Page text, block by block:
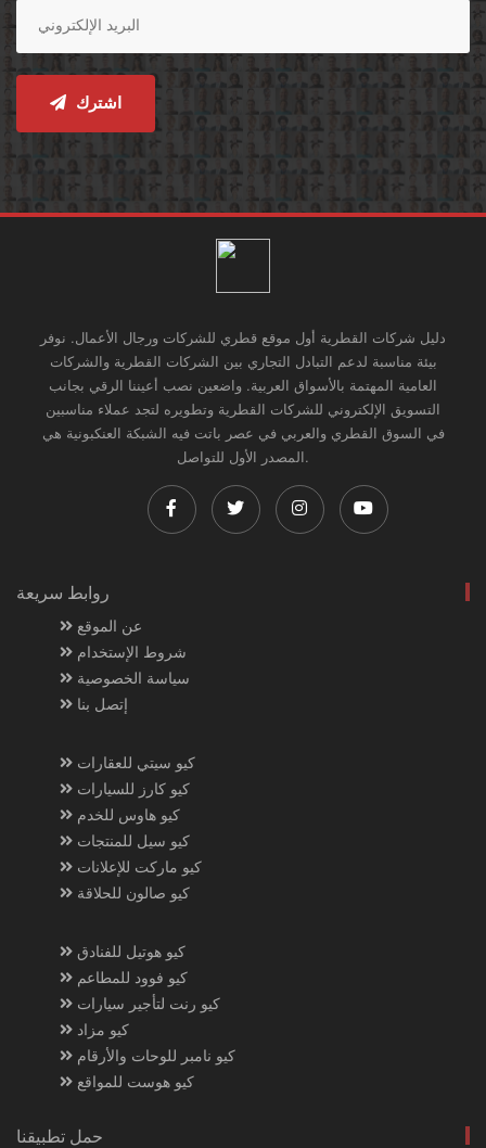
اشترك
دليل شركات القطرية أول موقع قطري للشركات ورجال الأعمال. نوفر
بيئة مناسبة لدعم التبادل التجاري بين الشركات القطرية والشركات
العامية المهتمة بالأسواق العربية. واضعين نصب أعيننا الرقي بجانب
التسويق الإلكتروني للشركات القطرية وتطويره لتجد عملاء مناسبين
في السوق القطري والعربي في عصر باتت فيه الشبكة العنكبونية هي
المصدر الأول للتواصل.
روابط سريعة
عن الموقع
شروط الإستخدام
سياسة الخصوصية
إتصل بنا
كيو سيتي للعقارات
كيو كارز للسيارات
كيو هاوس للخدم
كيو سيل للمنتجات
كيو ماركت للإعلانات
كيو صالون للحلاقة
كيو هوتيل للفنادق
كيو فوود للمطاعم
كيو رنت لتأجير سيارات
كيو مزاد
كيو نامبر للوحات والأرقام
كيو هوست للمواقع
حمل تطبيقنا